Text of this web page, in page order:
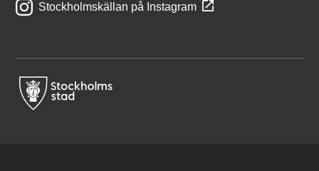
Stockholmskällan på Instagram